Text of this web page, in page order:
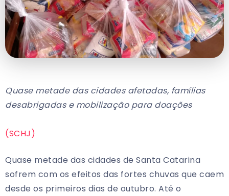
Quase metade das cidades afetadas, famílias
desabrigadas e mobilização para doações
(SCHJ)
Quase metade das cidades de Santa Catarina
sofrem com os efeitos das fortes chuvas que caem
desde os primeiros dias de outubro. Até o